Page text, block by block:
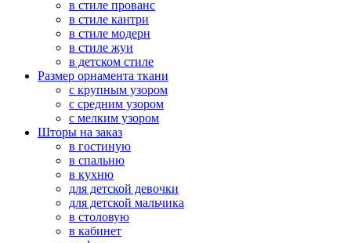
в стиле прованс
в стиле кантри
в стиле модерн
в стиле жуи
в детском стиле
Размер орнамента ткани
с крупным узором
с средним узором
с мелким узором
Шторы на заказ
в гостиную
в спальню
в кухню
для детской девочки
для детской мальчика
в столовую
в кабинет